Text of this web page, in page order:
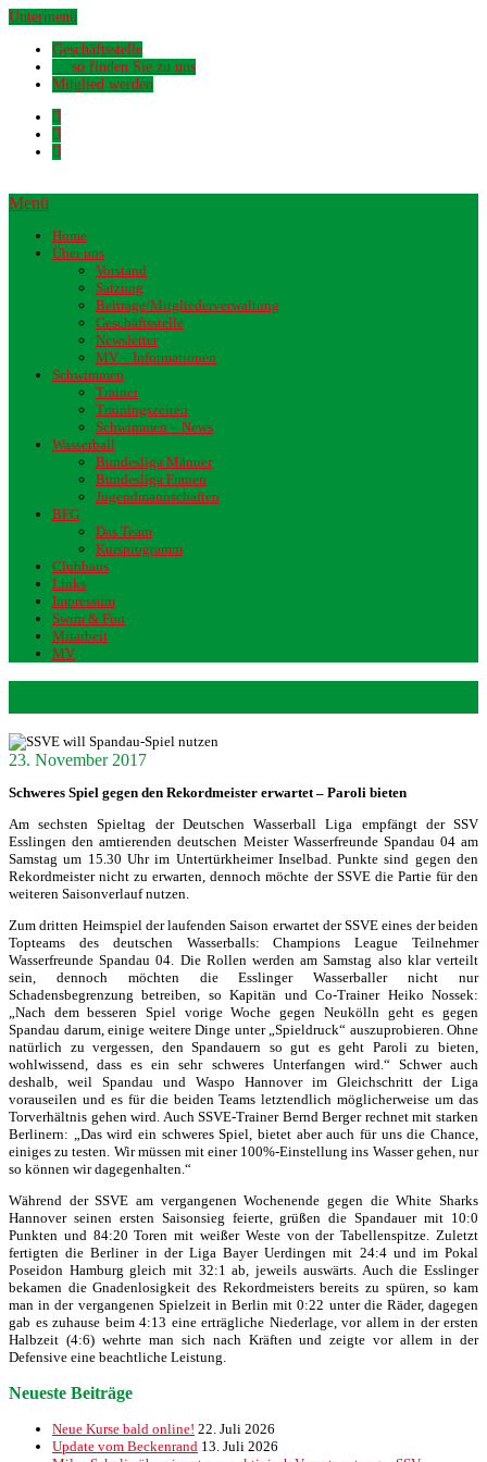
Untermenü
Geschäftsstelle
… so finden Sie zu uns
Mitglied werden
Menü
Home
Über uns
Vorstand
Satzung
Beiträge/Mitgliederverwaltung
Geschäftsstelle
Newsletter
MV – Informationen
Schwimmen
Trainer
Trainingszeiten
Schwimmen – News
Wasserball
Bundesliga Männer
Bundesliga Frauen
Jugendmannschaften
BFG
Das Team
Kursprogramm
Clubhaus
Links
Impressum
Swim & Fun
Mitarbeit
MV
23. November 2017
Schweres Spiel gegen den Rekordmeister erwartet – Paroli bieten
Am sechsten Spieltag der Deutschen Wasserball Liga empfängt der SSV
Esslingen den amtierenden deutschen Meister Wasserfreunde Spandau 04 am
Samstag um 15.30 Uhr im Untertürkheimer Inselbad. Punkte sind gegen den
Rekordmeister nicht zu erwarten, dennoch möchte der SSVE die Partie für den
weiteren Saisonverlauf nutzen.
Zum dritten Heimspiel der laufenden Saison erwartet der SSVE eines der beiden
Topteams des deutschen Wasserballs: Champions League Teilnehmer
Wasserfreunde Spandau 04. Die Rollen werden am Samstag also klar verteilt
sein, dennoch möchten die Esslinger Wasserballer nicht nur
Schadensbegrenzung betreiben, so Kapitän und Co-Trainer Heiko Nossek:
„Nach dem besseren Spiel vorige Woche gegen Neukölln geht es gegen
Spandau darum, einige weitere Dinge unter „Spieldruck“ auszuprobieren. Ohne
natürlich zu vergessen, den Spandauern so gut es geht Paroli zu bieten,
wohlwissend, dass es ein sehr schweres Unterfangen wird.“ Schwer auch
deshalb, weil Spandau und Waspo Hannover im Gleichschritt der Liga
vorauseilen und es für die beiden Teams letztendlich möglicherweise um das
Torverhältnis gehen wird. Auch SSVE-Trainer Bernd Berger rechnet mit starken
Berlinern: „Das wird ein schweres Spiel, bietet aber auch für uns die Chance,
einiges zu testen. Wir müssen mit einer 100%-Einstellung ins Wasser gehen, nur
so können wir dagegenhalten.“
Während der SSVE am vergangenen Wochenende gegen die White Sharks
Hannover seinen ersten Saisonsieg feierte, grüßen die Spandauer mit 10:0
Punkten und 84:20 Toren mit weißer Weste von der Tabellenspitze. Zuletzt
fertigten die Berliner in der Liga Bayer Uerdingen mit 24:4 und im Pokal
Poseidon Hamburg gleich mit 32:1 ab, jeweils auswärts. Auch die Esslinger
bekamen die Gnadenlosigkeit des Rekordmeisters bereits zu spüren, so kam
man in der vergangenen Spielzeit in Berlin mit 0:22 unter die Räder, dagegen
gab es zuhause beim 4:13 eine erträgliche Niederlage, vor allem in der ersten
Halbzeit (4:6) wehrte man sich nach Kräften und zeigte vor allem in der
Defensive eine beachtliche Leistung.
Neueste Beiträge
Neue Kurse bald online! 22. Juli 2026
Update vom Beckenrand 13. Juli 2026